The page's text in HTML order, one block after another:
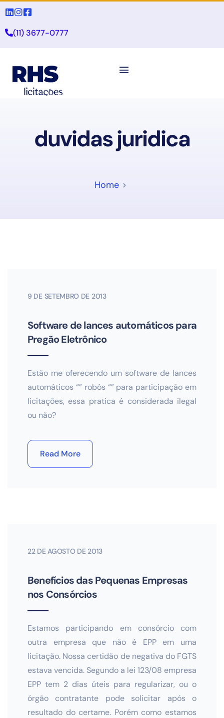
(11) 3677-0777
duvidas juridica
Home
9 DE SETEMBRO DE 2013
Software de lances automáticos para
Pregão Eletrônico
Estão me oferecendo um software de lances
automáticos “” robôs “” para participação em
licitações, essa pratica é considerada ilegal
ou não?
Read More
22 DE AGOSTO DE 2013
Benefícios das Pequenas Empresas
nos Consórcios
Estamos participando em consórcio com
outra empresa que não é EPP em uma
licitação. Nossa certidão de negativa do FGTS
estava vencida. Segundo a lei 123/08 empresa
EPP tem 2 dias úteis para regularizar, ou o
órgão contratante pode solicitar após o
resultado do certame. Porém como estamos